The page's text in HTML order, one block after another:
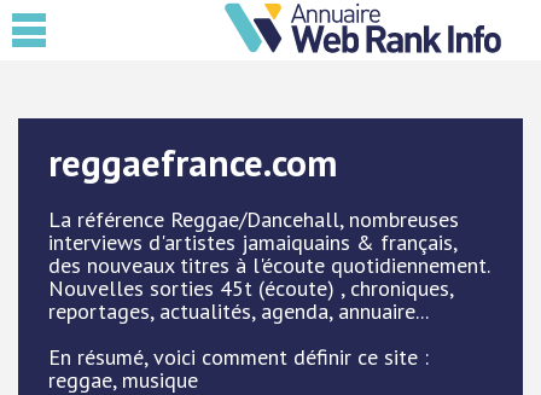
reggaefrance.com
La référence Reggae/Dancehall, nombreuses
interviews d'artistes jamaiquains & français,
des nouveaux titres à l'écoute quotidiennement.
Nouvelles sorties 45t (écoute) , chroniques,
reportages, actualités, agenda, annuaire...
En résumé, voici comment définir ce site :
reggae, musique